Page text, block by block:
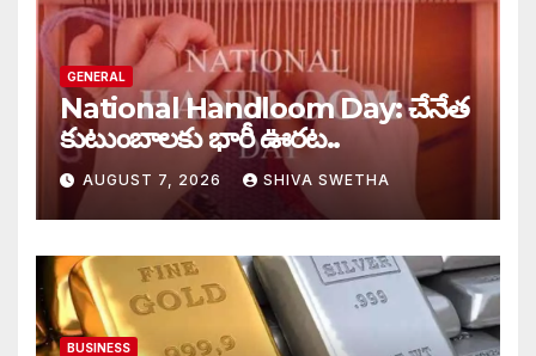
GENERAL
National Handloom Day: చేనేత
కుటుంబాలకు భారీ ఊరట..
AUGUST 7, 2026 SHIVA SWETHA
BUSINESS